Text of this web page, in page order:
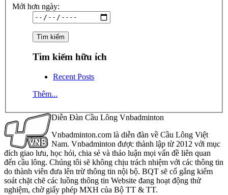
Mới hơn ngày:
Tìm kiếm hữu ích
Recent Posts
Thêm...
Diễn Đàn Cầu Lông Vnbadminton
Vnbadminton.com là diễn đàn về Cầu Lông Việt
Nam. Vnbadminton được thành lập từ 2012 với mục
đích giao lưu, học hỏi, chia sẻ và thảo luận mọi vấn đề liên quan
đến cầu lông. Chúng tôi sẽ không chịu trách nhiệm với các thông tin
do thành viên đưa lên trừ thông tin nội bộ. BQT sẽ cố gắng kiểm
soát chặt chẽ các luồng thông tin Website đang hoạt động thử
nghiệm, chờ giấy phép MXH của Bộ TT & TT.